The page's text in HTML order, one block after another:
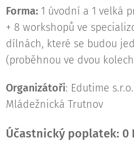
Forma: 1 úvodní a 1 velká
+ 8 workshopů ve
dílnách, které se budou
(proběhnou ve dvou
Organizátoři: Edutime
Mládežnická Trutnov
Účastnický poplatek: 0